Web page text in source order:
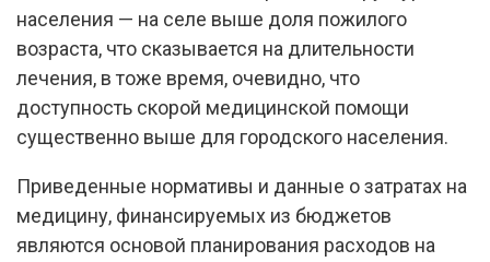
населения — на селе выше доля пожилого
возраста, что сказывается на длительности
лечения, в тоже время, очевидно, что
доступность скорой медицинской помощи
существенно выше для городского населения.
Приведенные нормативы и данные о затратах на
медицину, финансируемых из бюджетов
являются основой планирования расходов на